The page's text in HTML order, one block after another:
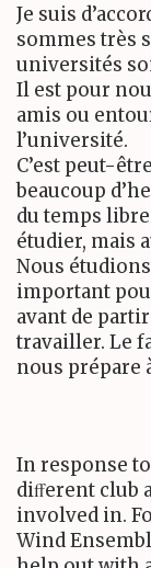
Je suis
sommes très
universités
Il est pour
amis ou
l’université.
C’est peut-
beaucoup
du temps
étudier, mais
Nous
important
avant de
travailler. Le
nous prépare
In response
diﬀerent club
involved in.
Wind